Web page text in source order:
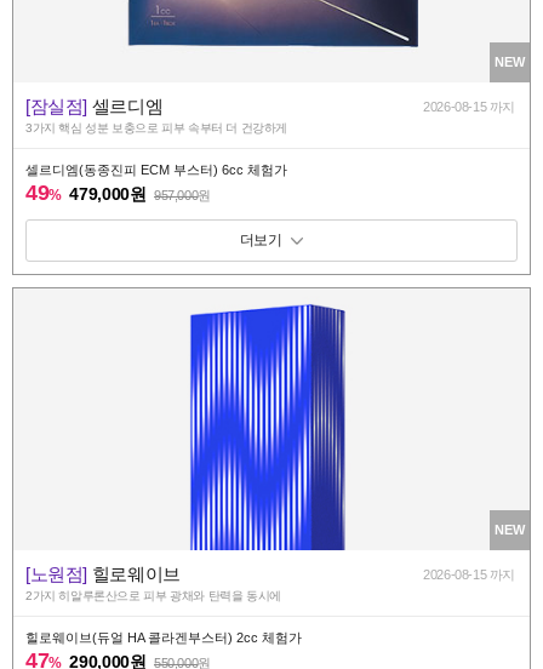
NEW
[잠실점] 셀르디엠 2026-08-15 까지
3가지 핵심 성분 보충으로 피부 속부터 더 건강하게
셀르디엠(동종진피 ECM 부스터) 6cc 체험가
49% 479,000원 957,000원
패키지 보기 토글
NEW
[노원점] 힐로웨이브 2026-08-15 까지
2가지 히알루론산으로 피부 광채와 탄력을 동시에
힐로웨이브(듀얼 HA 콜라겐부스터) 2cc 체험가
47% 290,000원 550,000원